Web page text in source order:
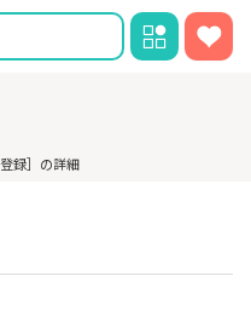
録］の詳細